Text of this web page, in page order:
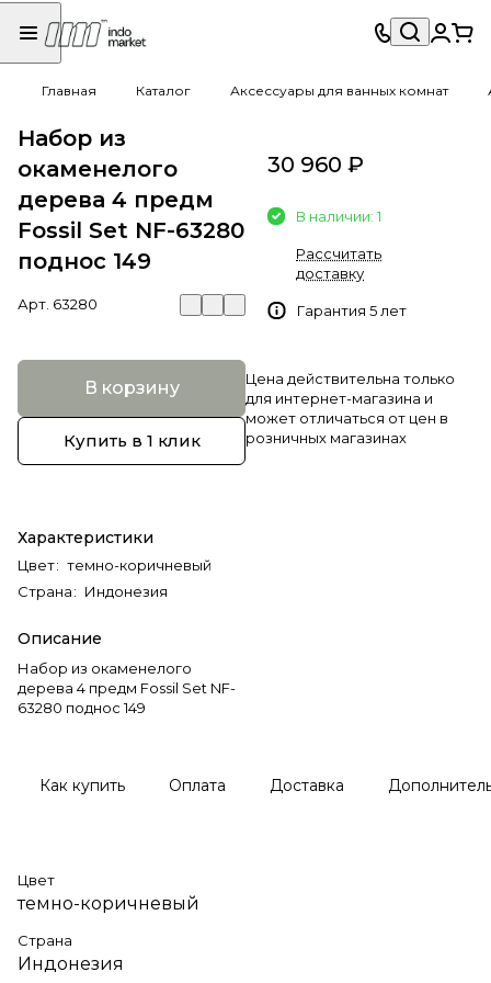
Главная Каталог Аксессуары для ванных комнат
Набор из
окаменелого
дерева 4 предм
Fossil Set NF-63280
поднос 149
Арт. 63280
В корзину
Купить в 1 клик
Характеристики
Цвет: темно-коричневый
Страна: Индонезия
Описание
Набор из окаменелого
дерева 4 предм Fossil Set NF-
63280 поднос 149
30 960 ₽
В наличии: 1
Рассчитать
доставку
Гарантия 5 лет
Цена действительна только
для интернет-магазина и
может отличаться от цен в
розничных магазинах
Как купить Оплата Доставка
Цвет
темно-коричневый
Страна
Индонезия